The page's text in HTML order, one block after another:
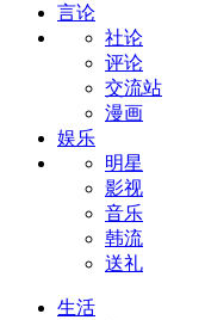
言论
社论
评论
交流站
漫画
娱乐
明星
影视
音乐
韩流
送礼
生活